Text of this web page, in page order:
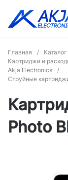
Главная /
Картриджи и
Akja Electronics
/
Струйные
Photo